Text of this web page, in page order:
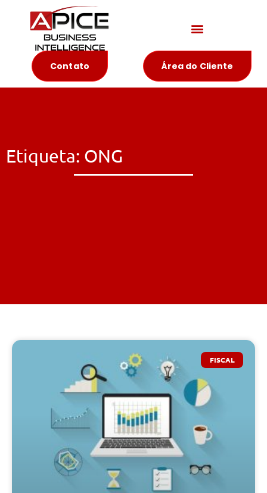
Contato Área do Cliente
Etiqueta: ONG
FISCAL